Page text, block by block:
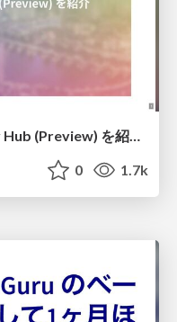
生まれ変わった AWS Security Hub (Preview) を紹介 #reInforce_osaka / reInforce New Security Hub
0 1.7k